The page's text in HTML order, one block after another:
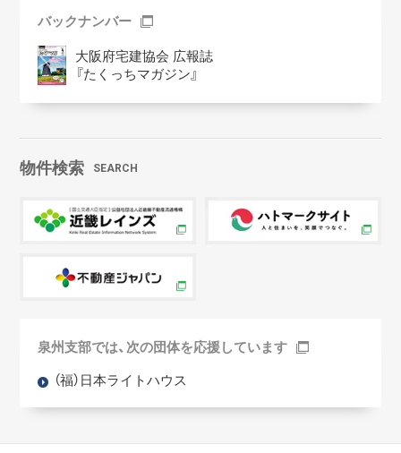
バックナンバー
大阪府宅建協会 広報誌
『たくっちマガジン』
物件検索 SEARCH
泉州支部では、次の団体を応援しています
（福）日本ライトハウス